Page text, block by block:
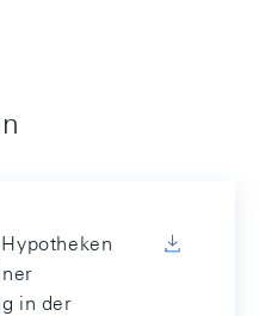
in der